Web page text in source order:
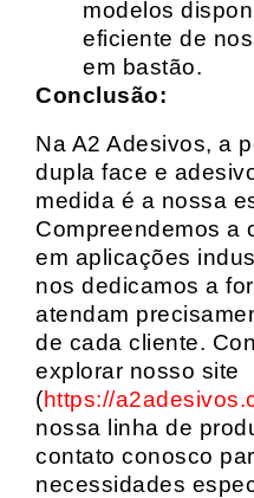
modelos
eficiente de
em bastão.
Conclusão:
Na A2 Adesivos, a
dupla face e
medida é a nossa
Compreendemos a
em aplicações
nos dedicamos a
atendam
de cada cliente.
explorar nosso site
(https://
nossa linha de
contato conosco
necessidades